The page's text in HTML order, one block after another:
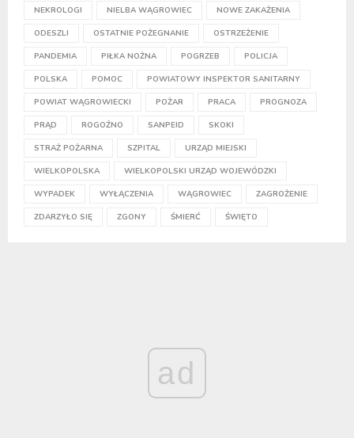
NEKROLOGI NIELBA WĄGROWIEC NOWE ZAKAŻENIA
ODESZLI OSTATNIE POŻEGNANIE OSTRZEŻENIE
PANDEMIA PIŁKA NOŻNA POGRZEB POLICJA
POLSKA POMOC POWIATOWY INSPEKTOR SANITARNY
POWIAT WĄGROWIECKI POŻAR PRACA PROGNOZA
PRĄD ROGOŹNO SANPEID SKOKI
STRAŻ POŻARNA SZPITAL URZĄD MIEJSKI
WIELKOPOLSKA WIELKOPOLSKI URZĄD WOJEWÓDZKI
WYPADEK WYŁĄCZENIA WĄGROWIEC ZAGROŻENIE
ZDARZYŁO SIĘ ZGONY ŚMIERĆ ŚWIĘTO
ad